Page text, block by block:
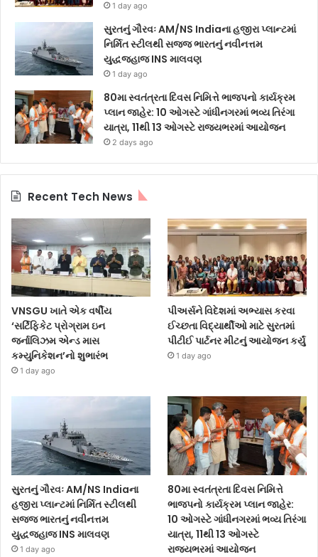
1 day ago
સુરતનું ગૌરવઃ AM/NS Indiaના હજીરા પ્લાન્ટમાં
નિર્મિત સ્ટીલથી સજ્જ ભારતનું નવીનત્તમ
યુદ્ધજહાજ INS માલવણ
1 day ago
80મા સ્વતંત્રતા દિવસ નિમિત્તે ભાજપનો કાર્યક્રમ
પ્લાન જાહેર: 10 ઓગસ્ટે ગાંધીનગરમાં ભવ્ય તિરંગા
યાત્રા, 11થી 13 ઓગસ્ટે રાજ્યભરમાં આયોજન
2 days ago
Recent Tech News
VNSGU ખાતે એક વર્ષીય
‘સર્ટિફિકેટ પ્રોગ્રામ ઇન
જર્નાલિઝમ એન્ડ માસ
કમ્યુનિકેશન’નો શુભારંભ
1 day ago
પીઅર્સને વિદેશમાં અભ્યાસ કરવા
ઈચ્છતા વિદ્યાર્થીઓ માટે સુરતમાં
પીટીઈ પાર્ટનર મીટનું આયોજન કર્યું
1 day ago
સુરતનું ગૌરવઃ AM/NS Indiaના
હજીરા પ્લાન્ટમાં નિર્મિત સ્ટીલથી
સજ્જ ભારતનું નવીનત્તમ
યુદ્ધજહાજ INS માલવણ
1 day ago
80મા સ્વતંત્રતા દિવસ નિમિત્તે
ભાજપનો કાર્યક્રમ પ્લાન જાહેર:
10 ઓગસ્ટે ગાંધીનગરમાં ભવ્ય તિરંગા
યાત્રા, 11થી 13 ઓગસ્ટે
રાજ્યભરમાં આયોજન